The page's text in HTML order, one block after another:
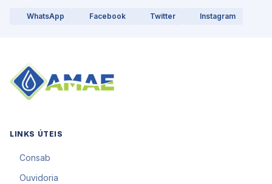
WhatsApp Facebook Twitter Instagram
LINKS ÚTEIS
Consab
Ouvidoria